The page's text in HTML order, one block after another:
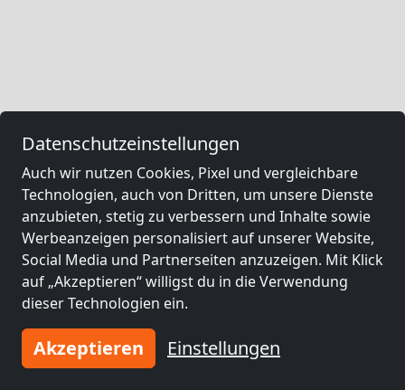
Datenschutzeinstellungen
Auch wir nutzen Cookies, Pixel und vergleichbare
Technologien, auch von Dritten, um unsere Dienste
anzubieten, stetig zu verbessern und Inhalte sowie
Werbeanzeigen personalisiert auf unserer Website,
Social Media und Partnerseiten anzuzeigen. Mit Klick
auf „Akzeptieren“ willigst du in die Verwendung
dieser Technologien ein.
Akzeptieren Einstellungen